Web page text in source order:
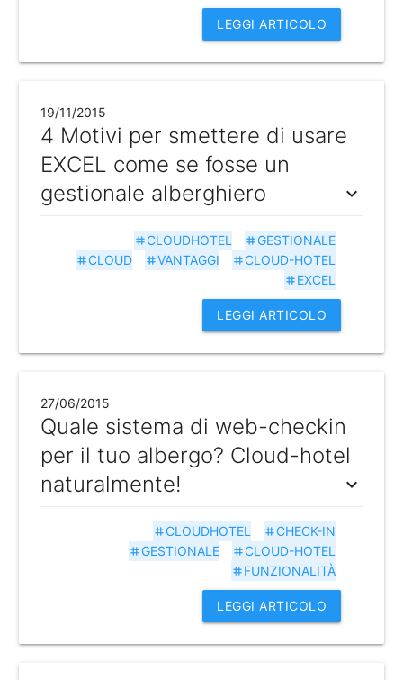
LEGGI ARTICOLO
19/11/2015
4 Motivi per smettere di usare
EXCEL come se fosse un
gestionale alberghiero
expand_more
tag GESTIONALE
tag CLOUDHOTEL
tag CLOUD-HOTEL
tagVANTAGGI
tag CLOUD
tag EXCEL
LEGGI ARTICOLO
27/06/2015
Quale sistema di web-checkin
per il tuo albergo? Cloud-hotel
naturalmente!
expand_more
tag CHECK-IN
tag CLOUDHOTEL
tag CLOUD-HOTEL
tag GESTIONALE
tag FUNZIONALITÀ
LEGGI ARTICOLO